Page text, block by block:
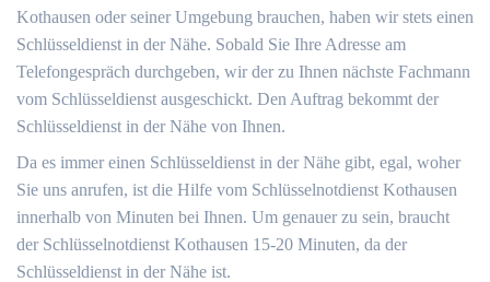
Kothausen oder seiner Umgebung brauchen, haben wir stets einen
Schlüsseldienst in der Nähe. Sobald Sie Ihre Adresse am
Telefongespräch durchgeben, wir der zu Ihnen nächste Fachmann
vom Schlüsseldienst ausgeschickt. Den Auftrag bekommt der
Schlüsseldienst in der Nähe von Ihnen.
Da es immer einen Schlüsseldienst in der Nähe gibt, egal, woher
Sie uns anrufen, ist die Hilfe vom Schlüsselnotdienst Kothausen
innerhalb von Minuten bei Ihnen. Um genauer zu sein, braucht
der Schlüsselnotdienst Kothausen 15-20 Minuten, da der
Schlüsseldienst in der Nähe ist.